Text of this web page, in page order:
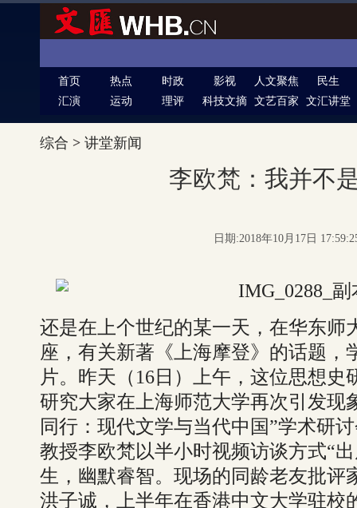
首页 热点 时政 影视 人文聚焦
民生
汇演
运动 理评 科技文摘 文艺百家 文汇讲堂
综合 > 讲堂新闻
李欧梵：我并
日期:2018年10月17日
还是在上个世纪的某一天，在华东师
座，有关新著《上海摩登》的话题，
片。昨天（16日）上午，这位思想
研究大家在上海师范大学再次引发现
同行：现代文学与当代中国”学术研
教授李欧梵以半小时视频访谈方式“
生，幽默睿智。现场的同龄老友批评
洪子诚，上半年在香港中文大学驻校